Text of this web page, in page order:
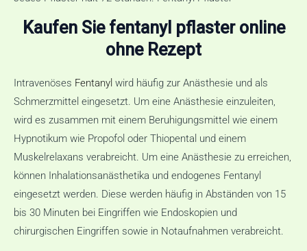
Kaufen Sie fentanyl pflaster online
ohne Rezept
Intravenöses Fentanyl wird häufig zur Anästhesie und als
Schmerzmittel eingesetzt. Um eine Anästhesie einzuleiten,
wird es zusammen mit einem Beruhigungsmittel wie einem
Hypnotikum wie Propofol oder Thiopental und einem
Muskelrelaxans verabreicht. Um eine Anästhesie zu erreichen,
können Inhalationsanästhetika und endogenes Fentanyl
eingesetzt werden. Diese werden häufig in Abständen von 15
bis 30 Minuten bei Eingriffen wie Endoskopien und
chirurgischen Eingriffen sowie in Notaufnahmen verabreicht.